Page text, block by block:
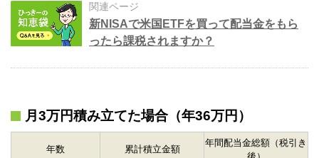
関連ページ
新NISAで米国ETFを買って配当金をもら
ったら課税されますか？
月3万円積み立てた場合（年36万円）
年数 累計積立金額
年間配当金総額（税引き